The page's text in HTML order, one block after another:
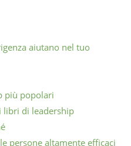
aiutano nel tuo
più popolari
libri di leadership
persone altamente efficaci